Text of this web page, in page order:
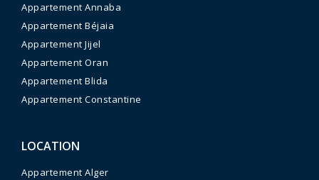
Appartement Annaba
Appartement Béjaia
Appartement Jijel
Appartement Oran
Appartement Blida
Appartement Constantine
LOCATION
Appartement Alger